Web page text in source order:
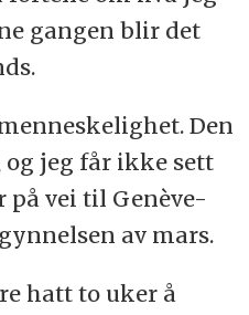
gangen blir det
Den
og jeg får ikke sett
vei til Genève-
av mars.
hatt to uker å